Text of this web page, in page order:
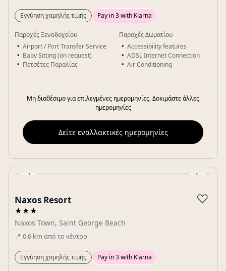
Εγγύηση χαμηλής τιμής Pay in 3 with Klarna
Παροχές Ξενοδοχείου
Airport / Port Transfer Service
Baby Sitting (on request)
Πετσέτες Παραλίας
Παροχές Δωματίου
Accessibility features
ADSL Internet Connection
Air Conditioning
Μη διαθέσιμο για επιλεγμένες ημερομηνίες. Δοκιμάστε άλλες
ημερομηνίες
Δείτε εναλλακτικές ημερομηνίες
‹ ›
Naxos Resort
★★★
Naxos Town, Saint George Beach
📍 0.6 km από το κέντρο
♡
Εγγύηση χαμηλής τιμής Pay in 3 with Klarna